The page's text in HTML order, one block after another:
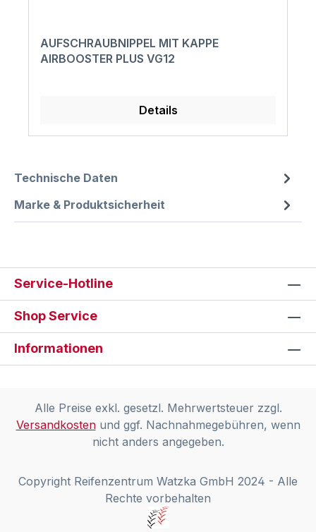
AUFSCHRAUBNIPPEL MIT KAPPE
AIRBOOSTER PLUS VG12
Details
Technische Daten
Marke & Produktsicherheit
Service-Hotline
Shop Service
Informationen
Alle Preise exkl. gesetzl. Mehrwertsteuer zzgl.
Versandkostenund ggf. Nachnahmegebühren, wenn
nicht anders angegeben.
Copyright Reifenzentrum Watzka GmbH 2024 - Alle
Rechte vorbehalten